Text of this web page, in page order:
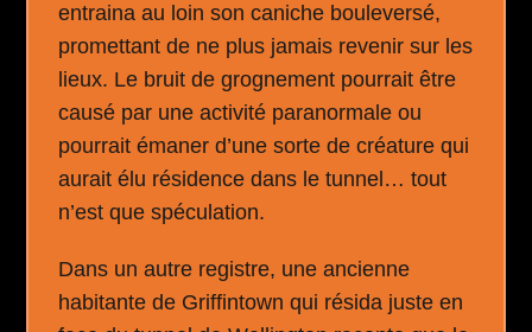
entraina au loin son caniche bouleversé,
promettant de ne plus jamais revenir sur les
lieux. Le bruit de grognement pourrait être
causé par une activité paranormale ou
pourrait émaner d’une sorte de créature qui
aurait élu résidence dans le tunnel… tout
n’est que spéculation.
Dans un autre registre, une ancienne
habitante de Griffintown qui résida juste en